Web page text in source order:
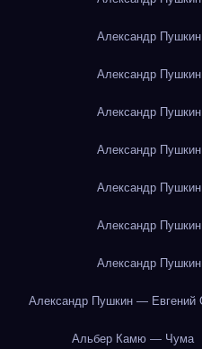
Александр
Александр
Александр
Александр
Александр
Александр
Александр
Александр Пушкин — Евгений
Альбер Камю — Чума